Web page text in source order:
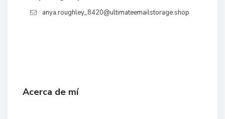
anya.roughley_8420@ultimateemailstorage.shop
Acerca de mí